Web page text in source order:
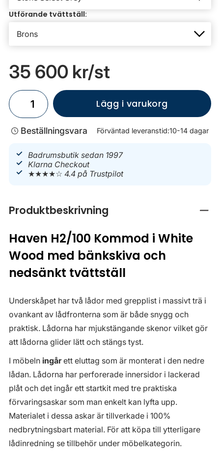
Utförande tvättställ:
35 600 kr/st
Lägg i varukorg
Beställningsvara Förväntad leveranstid:10-14 dagar
Badrumsbutik sedan 1997
Klarna Checkout
★★★★☆4.4 på Trustpilot
Produktbeskrivning
Haven H2/100 Kommod i White
Wood med bänkskiva och
nedsänkt tvättställ
Underskåpet har två lådor med grepplist i massivt trä i
ovankant av lådfronterna som är både snygg och
praktisk. Lådorna har mjukstängande skenor vilket gör
att lådorna glider lätt och stängs tyst.
I möbeln ingårett eluttag som är monterat i den nedre
lådan. Lådorna har perforerade innersidor i lackerad
plåt och det ingår ett startkit med tre praktiska
förvaringsaskar som man enkelt kan lyfta upp.
Materialet i dessa askar är tillverkade i 100%
nedbrytningsbart material. För att köpa till ytterligare
lådinredning se tillbehör under möbelkategorin.